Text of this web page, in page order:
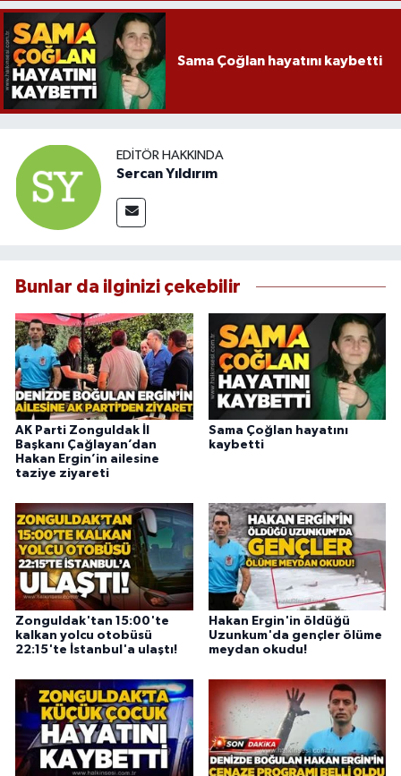
Sama Çoğlan hayatını kaybetti
EDITÖR HAKKINDA
Sercan Yıldırım
Bunlar da ilginizi çekebilir
AK Parti Zonguldak İl
Başkanı Çağlayan’dan
Hakan Ergin’in ailesine
taziye ziyareti
Sama Çoğlan hayatını
kaybetti
Zonguldak'tan 15:00'te
kalkan yolcu otobüsü
22:15'te İstanbul'a ulaştı!
Hakan Ergin'in öldüğü
Uzunkum'da gençler ölüme
meydan okudu!